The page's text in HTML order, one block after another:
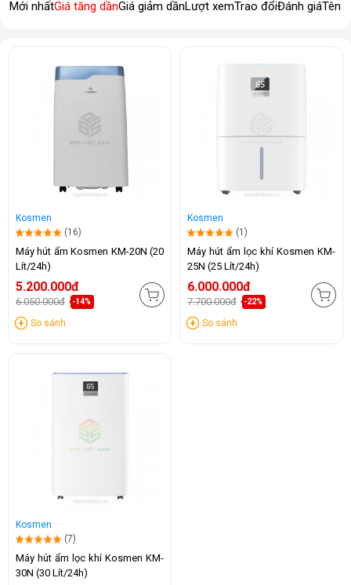
Mới nhấtGiá tăng dầnGiá giảm dầnLượt xemTrao đổiĐánh giáTên
Kosmen
(16)
Máy hút ẩm Kosmen KM-20N (20
Lít/24h)
5.200.000đ
6.050.000đ -14%
So sánh
Kosmen
(1)
Máy hút ẩm lọc khí Kosmen KM-
25N (25 Lít/24h)
6.000.000đ
7.700.000đ -22%
So sánh
Kosmen
(7)
Máy hút ẩm lọc khí Kosmen KM-
30N (30 Lít/24h)